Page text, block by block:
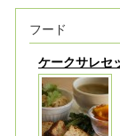
フード
ケークサレセ